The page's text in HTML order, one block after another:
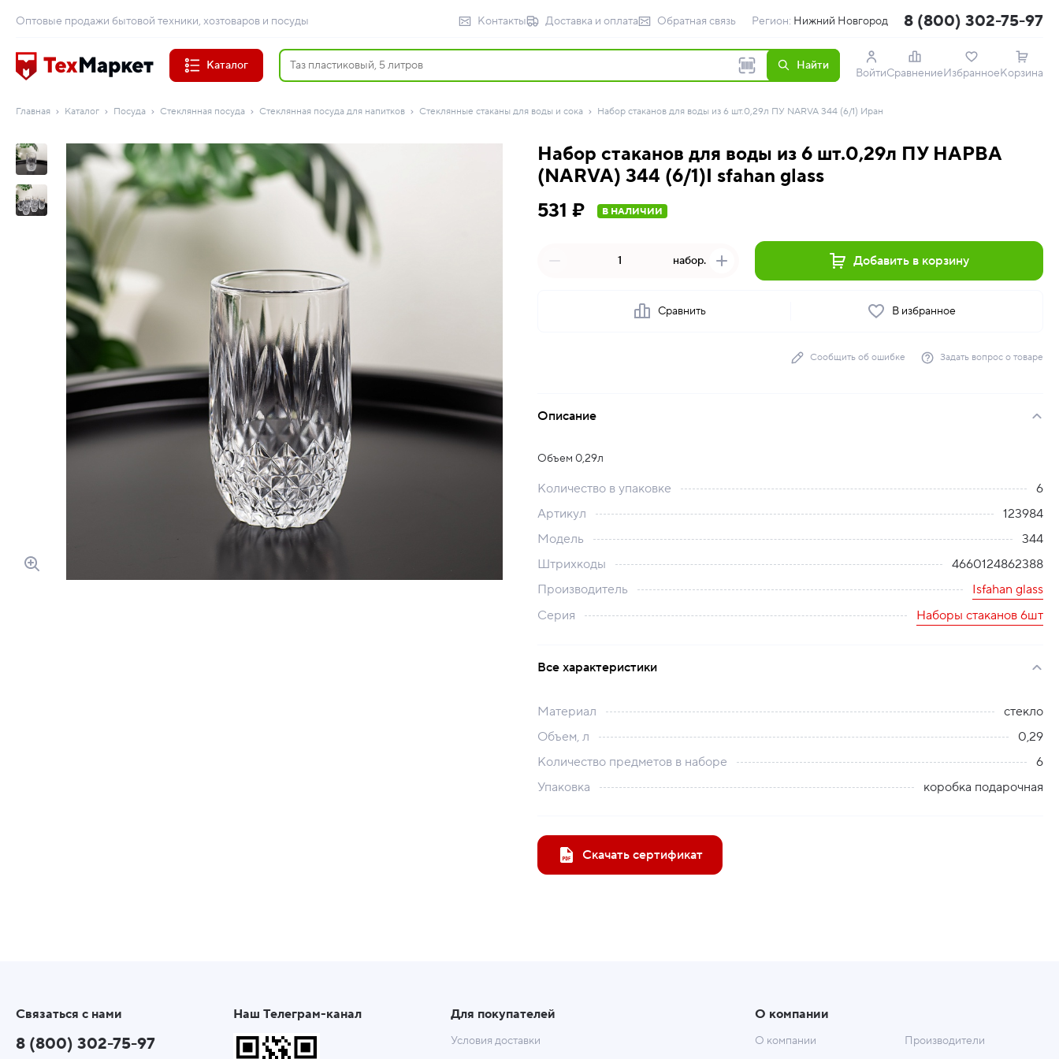
Оптовые продажи бытовой техники, хозтоваров и посуды Контакты Доставка и оплата Обратная связь Регион: Нижний Новгород 8 (800) 302-75-97
Каталог Найти
ВойтиСравнениеИзбранноеКорзина
Главная Каталог Посуда Стеклянная посуда Стеклянная посуда для напитков Стеклянные стаканы для воды и сока Набор стаканов для воды из 6 шт.0,29л ПУ NARVA 344 (6/1) Иран
Набор стаканов для воды из 6 шт.0,29л ПУ НАРВА
(NARVA) 344 (6/1)I sfahan glass
531 ₽
В НАЛИЧИИ
набор. Добавить в корзину
Сравнить В избранное
Сообщить об ошибке Задать вопрос о товаре
Описание
Объем 0,29л
Количество в упаковке
6
Артикул
123984
Модель
344
Штрихкоды
4660124862388
Производитель
Isfahan glass
Серия
Наборы стаканов 6шт
Все характеристики
Материал
стекло
Объем, л
0,29
Количество предметов в наборе
6
Упаковка
коробка подарочная
Скачать сертификат
Связаться с нами
8 (800) 302-75-97
Наш Телеграм-канал Для покупателей
Условия доставки
О компании
О компании Производители